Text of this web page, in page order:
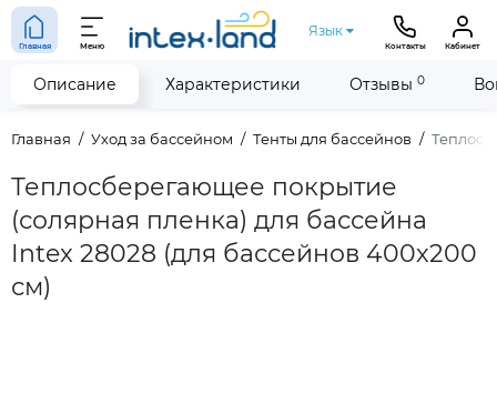
Главная Меню
Язык
Контакты Кабинет
Главная Уход за бассейном Тенты для бассейнов
Теплосберегающее покрытие
(солярная пленка) для бассейна
Intex 28028 (для бассейнов 400х200
см)
Описание Характеристики Отзывы 0